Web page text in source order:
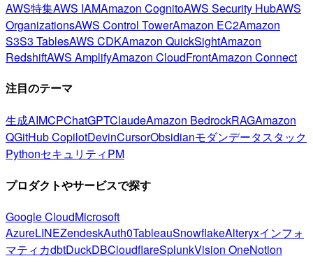
AWS特集AWS IAMAmazon CognitoAWS Security HubAWS
OrganizationsAWS Control TowerAmazon EC2Amazon
S3S3 TablesAWS CDKAmazon QuickSightAmazon
RedshiftAWS AmplifyAmazon CloudFrontAmazon Connect
注目のテーマ
生成AIMCPChatGPTClaudeAmazon BedrockRAGAmazon
QGitHub CopilotDevinCursorObsidianモダンデータスタック
PythonセキュリティPM
プロダクトやサービスで探す
Google CloudMicrosoft
AzureLINEZendeskAuth0TableauSnowflakeAlteryxインフォ
マティカdbtDuckDBCloudflareSplunkVision OneNotion